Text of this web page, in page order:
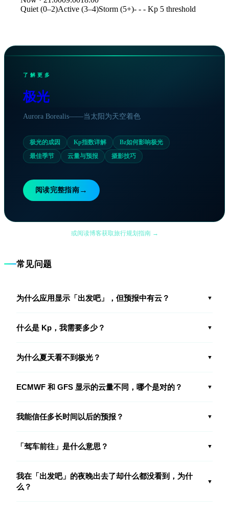
Time
Kp
03:00
2.3
06:00
2.7
12:00
15:00
18:00
Quiet (0–2)Active (3–4)Storm (5+)- - - Kp 5 threshold
了解更多
极光
Aurora Borealis——当太阳为天空着色
极光的成因 Kp指数详解 Bz如何影响极光
最佳季节 云量与预报 摄影技巧
阅读完整指南→
或阅读博客获取旅行规划指南 →
常见问题
为什么应用显示「出发吧」，但预报中有云？ ▼
什么是 Kp，我需要多少？ ▼
为什么夏天看不到极光？ ▼
ECMWF 和 GFS 显示的云量不同，哪个是对的？ ▼
我能信任多长时间以后的预报？ ▼
「驾车前往」是什么意思？ ▼
我在「出发吧」的夜晚出去了却什么都没看到，为什
么？
▼